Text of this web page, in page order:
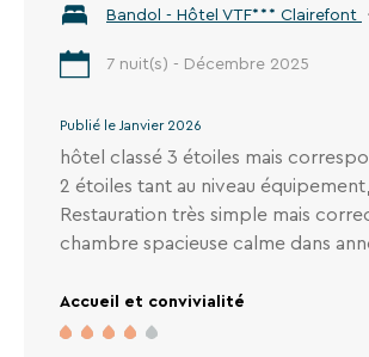
Bandol - Hôtel VTF*** Clairefont
7 nuit(s) - Décembre 2025
Publié le Janvier 2026
hôtel classé 3 étoiles mais
2 étoiles tant au niveau
Restauration très simple mais
chambre spacieuse calme dans
Accueil et convivialité